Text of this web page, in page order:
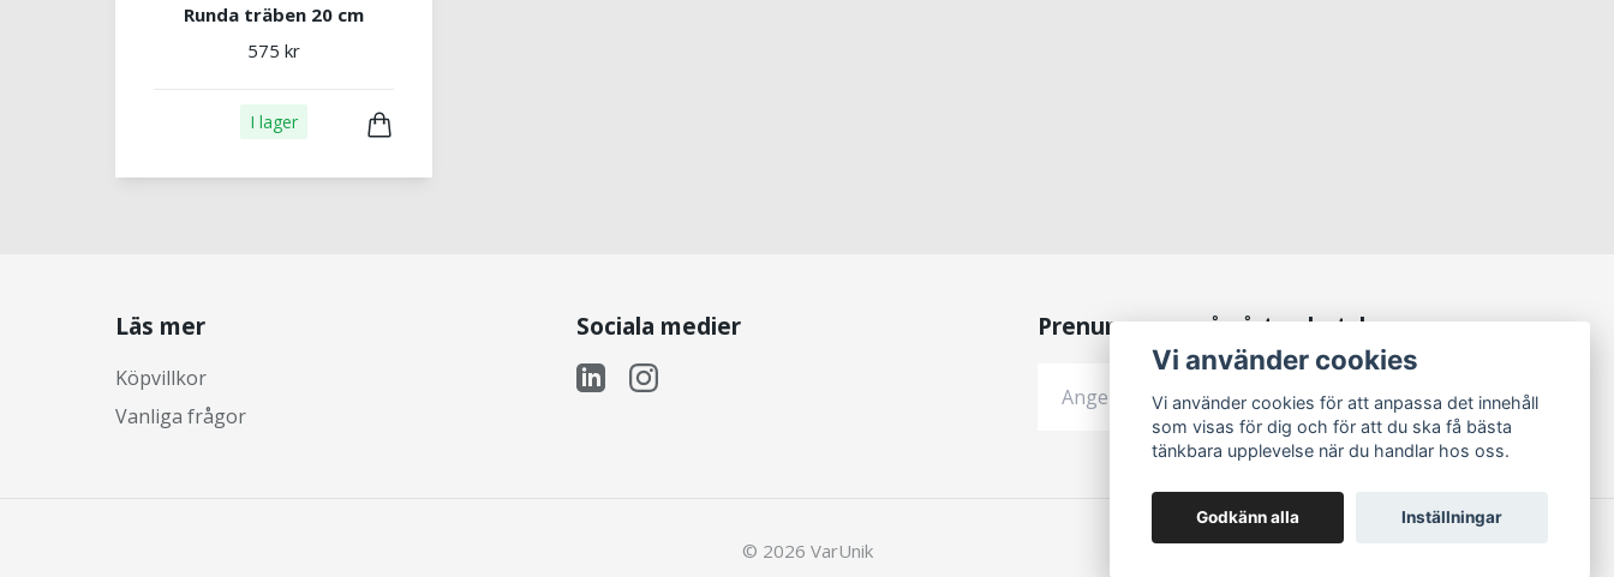
Runda träben 20 cm
575 kr
I lager
Läs mer
Köpvillkor
Vanliga frågor
Sociala medier Prenumerera på vårt nyhetsbrev
Prenumerera
© 2026 VarUnik
Vi använder cookies
Vi använder cookies för att anpassa det innehåll
som visas för dig och för att du ska få bästa
tänkbara upplevelse när du handlar hos oss.
Godkänn alla Inställningar